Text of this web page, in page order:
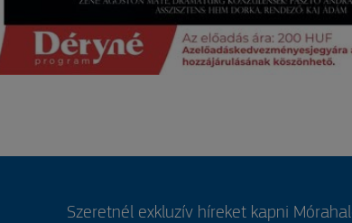
Szeretnél exkluzív híreket kapni